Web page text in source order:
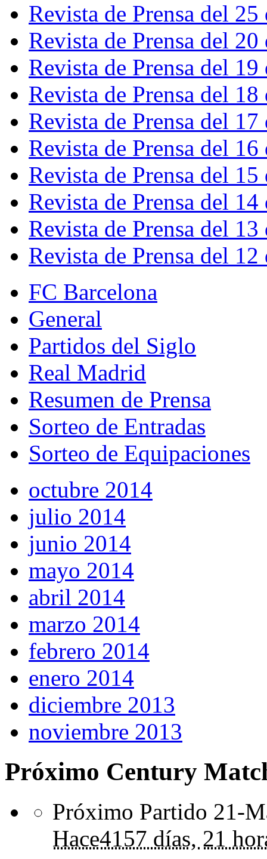
Revista de Prensa del
Revista de Prensa del
Revista de Prensa del
Revista de Prensa del
Revista de Prensa del
Revista de Prensa del
Revista de Prensa del
Revista de Prensa del
Revista de Prensa del
Revista de Prensa del
FC Barcelona
General
Partidos del Siglo
Real Madrid
Resumen de Prensa
Sorteo de Entradas
Sorteo de Equipaciones
octubre 2014
julio 2014
junio 2014
mayo 2014
abril 2014
marzo 2014
febrero 2014
enero 2014
diciembre 2013
noviembre 2013
Próximo Century
Próximo Partido 21-
Hace4157 días, 21